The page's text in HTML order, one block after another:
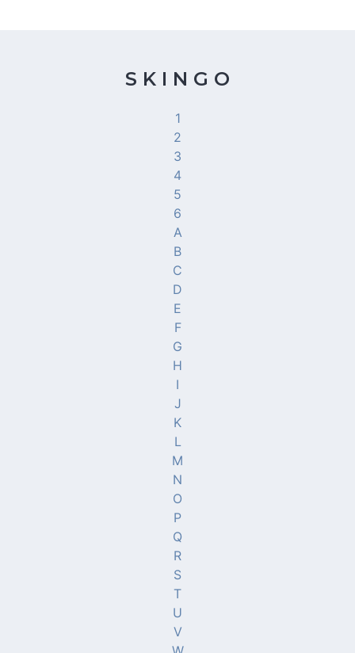
S K I N G O
1
2
3
4
5
6
A
B
C
D
E
F
G
H
I
J
K
L
M
N
O
P
Q
R
S
T
U
V